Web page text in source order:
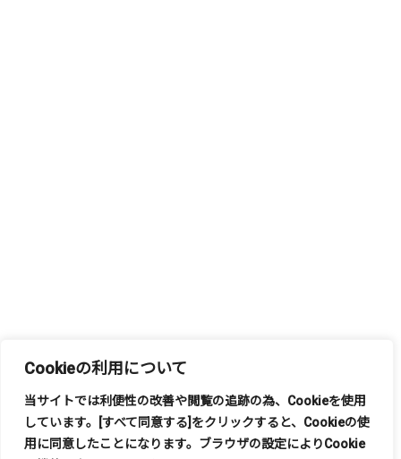
Cookieの利用について
当サイトでは利便性の改善や閲覧の追跡の為、 Cookieを使用
しています。
[すべて同意する] をクリックすると、 Cookieの使
用に同意したことになります。ブラウザの設定によりCookie
もっと見る